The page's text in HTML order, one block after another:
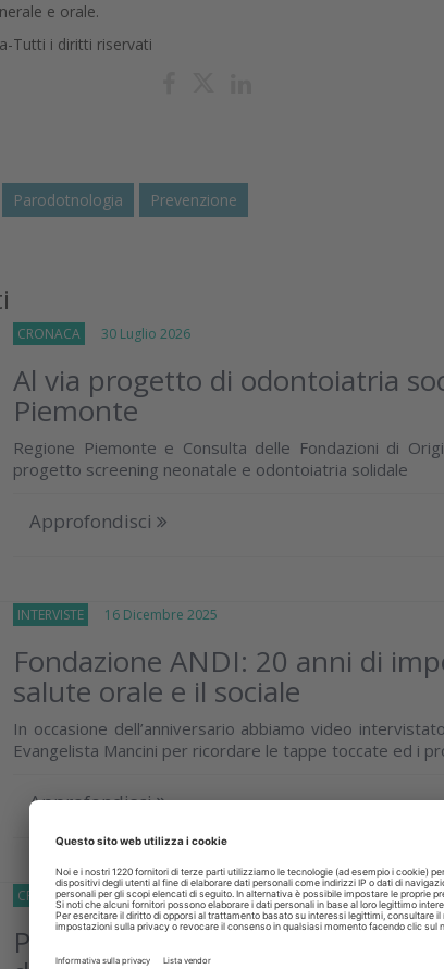
e orale.
Tutti i diritti riservati
Parodotnologia Prevenzione
CRONACA 30 Luglio 2026
Al via progetto di odontoiatria
Piemonte
Regione Piemonte e Consulta delle Fondazioni di
progetto screening neonatale e odontoiatria solidale
Approfondisci
INTERVISTE 16 Dicembre 2025
Fondazione ANDI: 20 anni di
salute orale e il sociale
In occasione dell’anniversario abbiamo video
Evangelista Mancini per ricordare le tappe toccate ed i
Approfondisci
CRONACA 07 Ottobre 2025
Progetto ‘’Salute Orale’’: la